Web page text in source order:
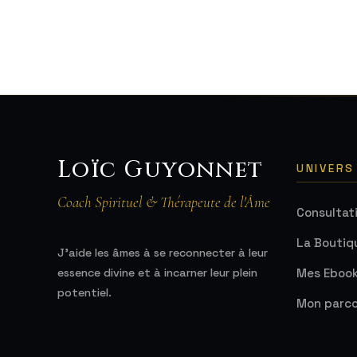
Loïc Guyonnet
Coach Spirituel & Thérapeute de l'Âme
J'aide les âmes à se reconnecter à leur
essence divine et à incarner leur plein
potentiel.
UNIVERS
La
Mes
Mon